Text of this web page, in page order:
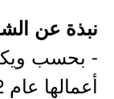
نبذة عن
- بحسب